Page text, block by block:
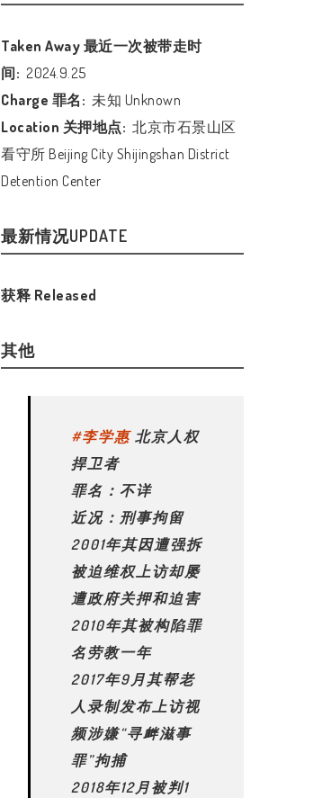
Taken Away 最近一次被带走时
间: 2024.9.25
Charge 罪名: 未知 Unknown
Location 关押地点: 北京市石景山区
看守所 Beijing City Shijingshan District
Detention Center
最新情况UPDATE
获释 Released
其他
#李学惠北京人权
捍卫者
罪名：不详
近况：刑事拘留
2001年其因遭强拆
被迫维权上访却屡
遭政府关押和迫害
2010年其被构陷罪
名劳教一年
2017年9月其帮老
人录制发布上访视
频涉嫌“寻衅滋事
罪”拘捕
2018年12月被判1